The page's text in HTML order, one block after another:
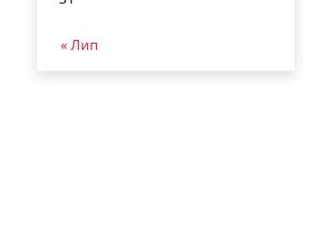
« Лип